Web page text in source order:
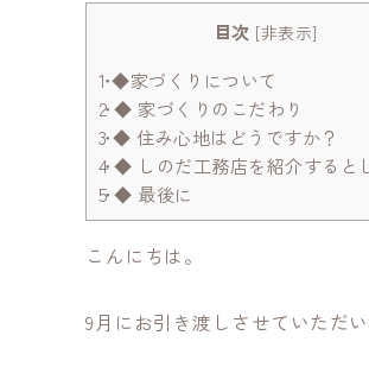
目次 [非表示]
1◆家づくりについて
2◆ 家づくりのこだわり
3◆ 住み心地はどうですか？
4◆ しのだ工務店を紹介すると
5◆ 最後に
こんにちは。
9月にお引き渡しさせていただ